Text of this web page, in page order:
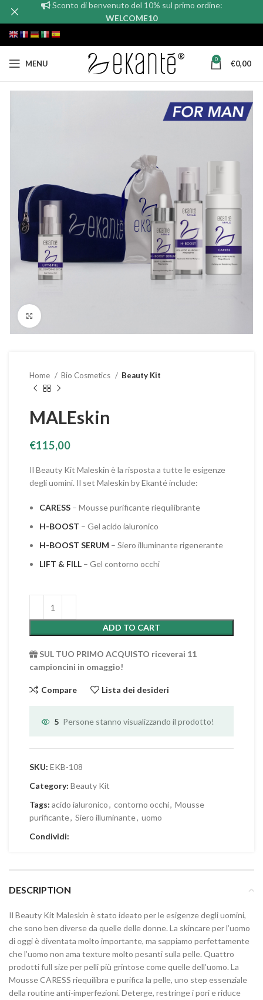
MENU 0 €0,00
Home Bio Cosmetics Beauty Kit
MALEskin
€115,00
Il Beauty Kit Maleskin è la risposta a tutte le esigenze
degli uomini. Il set Maleskin by Ekanté include:
CARESS – Mousse purificante riequilibrante
H-BOOST – Gel acido ialuronico
H-BOOST SERUM – Siero illuminante rigenerante
LIFT & FILL – Gel contorno occhi
ADD TO CART
SUL TUO PRIMO ACQUISTO riceverai 11
campioncini in omaggio!
Compare Lista dei desideri
5 Persone stanno visualizzando il prodotto!
SKU: EKB-108
Category: Beauty Kit
Tags: acido ialuronico, contorno occhi, Mousse
purificante, Siero illuminante, uomo
Condividi:
DESCRIPTION
Il Beauty Kit Maleskin è stato ideato per le esigenze degli uomini,
che sono ben diverse da quelle delle donne. La skincare per l’uomo
di oggi è diventata molto importante, ma sappiamo perfettamente
che l’uomo non ama texture molto pesanti sulla pelle. Quattro
prodotti full size per pelli più grintose come quelle dell’uomo. La
Mousse CARESS riequilibra e purifica la pelle, uno step essenziale
della routine anti-imperfezioni. Deterge, restringe i pori e riduce
Sconto di benvenuto del 10% sul primo ordine:
WELCOME10